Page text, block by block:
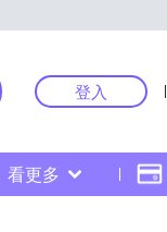
登入
看更多